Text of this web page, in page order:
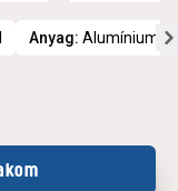
Anyag: Alumínium